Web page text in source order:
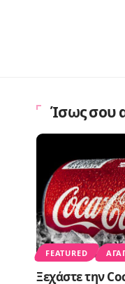
Ίσως σου
FEATURED
Ξεχάστε την